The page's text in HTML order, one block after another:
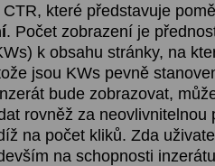
které představuje
. Počet zobrazení je
k obsahu stránky, na
jsou KWs pevně
bude zobrazovat,
rovněž za neovlivnitelnou
na počet kliků. Zda
na schopnosti